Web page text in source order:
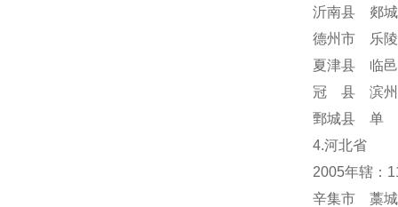
沂南县 郯
德州市 乐
夏津县 临
冠 县 滨州
鄄城县 单
4.河北省
2005年辖：
辛集市 藁